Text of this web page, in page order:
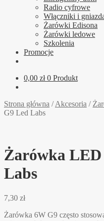
Radio cyfrowe
Włączniki i
Żarówki Edisona
Żarówki ledowe
Szkolenia
Promocje
0,00 zł 0 Produkt
Strona główna /Akcesoria /
G9 Led Labs
Żarówka
Labs
7,30 zł
Żarówka 6W G9 często